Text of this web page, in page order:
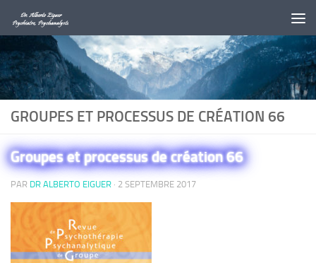
Au dessous du contenu
GROUPES ET PROCESSUS DE CRÉATION 66
Groupes et processus de création 66
PAR DR ALBERTO EIGUER · 2 SEPTEMBRE 2017